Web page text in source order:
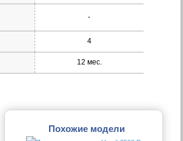
-
4
12 мес.
Похожие модели